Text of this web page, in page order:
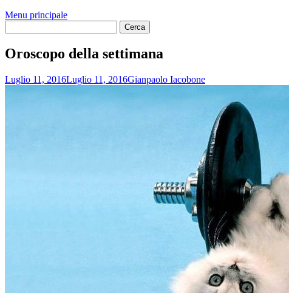
Menu principale
Oroscopo della settimana
Luglio 11, 2016Luglio 11, 2016Gianpaolo Iacobone